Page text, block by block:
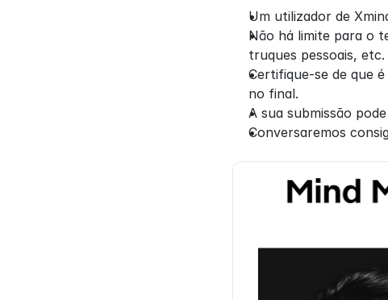
Um utilizador de
Não há limite para o
truques pessoais, etc.
Certifique-se de que
no final.
A sua submissão
Conversaremos